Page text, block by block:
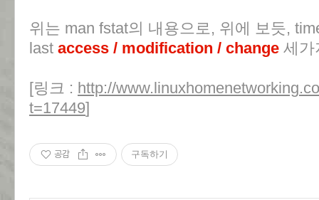
위는 man fstat의 내용으로, 위에 보듯,
last access / modification / change 세가
[링크 : http://
t=17449]
공감 구독하기